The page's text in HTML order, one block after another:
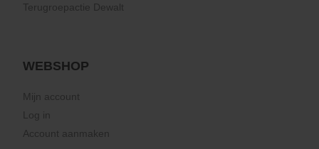
Terugroepactie Dewalt
WEBSHOP
Mijn account
Log in
Account aanmaken